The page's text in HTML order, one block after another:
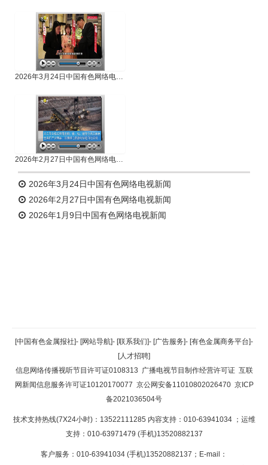
2026年3月24日中国有色网络电视新闻
2026年2月27日中国有色网络电视新闻
2026年3月24日中国有色网络电视新闻
2026年2月27日中国有色网络电视新闻
2026年1月9日中国有色网络电视新闻
返回顶部
返回首页
[中国有色金属报社]- [网站导航]- [联系我们]- [广告服务]- [有色金属商务平台]-
[人才招聘]
信息网络传播视听节目许可证0108313 广播电视节目制作经营许可证 互联
网新闻信息服务许可证10120170077 京公网安备11010802026470 京ICP
备2021036504号
技术支持热线(7X24小时)：13522111285 内容支持：010-63941034 ；运维
支持：010-63971479 (手机)13520882137
客户服务：010-63941034 (手机)13520882137；E-mail：